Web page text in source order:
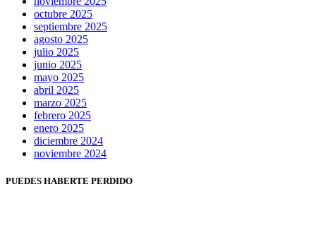
octubre 2025
septiembre 2025
agosto 2025
julio 2025
junio 2025
mayo 2025
abril 2025
marzo 2025
febrero 2025
enero 2025
diciembre 2024
noviembre 2024
PUEDES HABERTE PERDIDO